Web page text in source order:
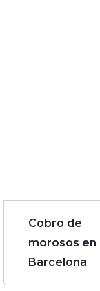
Cobro de
morosos en
Barcelona